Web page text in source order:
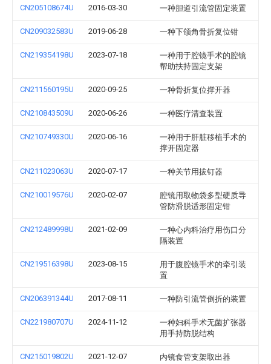
CN205108674U 2016-03-30 一种胆道引流管固定装置
CN209032583U 2019-06-28 一种下颌角骨折复位钳
CN219354198U 2023-07-18
一种用于腔镜手术的腔镜
帮助扶持固定支架
CN211560195U 2020-09-25 一种骨折复位撑开器
CN210843509U 2020-06-26 一种医疗清查装置
CN210749330U 2020-06-16
一种用于肝脏移植手术的
撑开固定器
CN211023063U 2020-07-17 一种关节用拔钉器
CN210019576U 2020-02-07
腔镜用取物袋多型硬质导
管防滑脱适形固定钳
CN212489998U 2021-02-09
一种心内科治疗用伤口分
隔装置
CN219516398U 2023-08-15
用于腹腔镜手术的牵引装
置
CN206391344U 2017-08-11 一种防引流管倒折的装置
CN221980707U 2024-11-12
一种妇科手术无菌扩张器
用手持防脱结构
CN215019802U 2021-12-07 内镜食管支架取出器